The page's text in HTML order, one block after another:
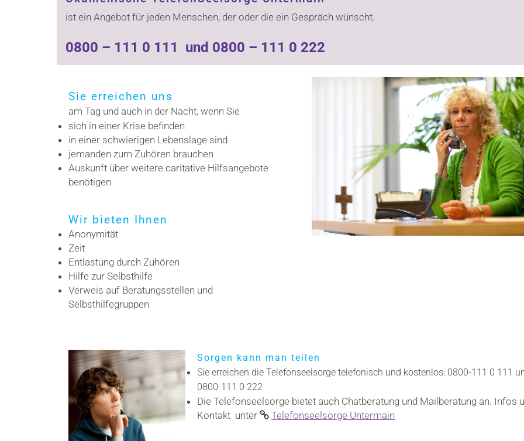
ist ein Angebot für jeden Menschen, der oder die ein Gespräch wünscht.
0800 – 111 0 111 und 0800 – 111 0 222
Sie erreichen uns
am Tag und auch in der Nacht, wenn Sie
sich in einer Krise befinden
in einer schwierigen Lebenslage sind
jemanden zum Zuhören brauchen
Auskunft über weitere caritative Hilfsangebote
benötigen
Wir bieten Ihnen
Anonymität
Zeit
Entlastung durch Zuhören
Hilfe zur Selbsthilfe
Verweis auf Beratungsstellen und
Selbsthilfegruppen
Sorgen kann man teilen
Sie erreichen die Telefonseelsorge telefonisch und kostenlos: 0800-111 0 111
0800-111 0 222
Die Telefonseelsorge bietet auch Chatberatung und Mailberatung an. Infos
Kontakt unter
Telefonseelsorge Untermain